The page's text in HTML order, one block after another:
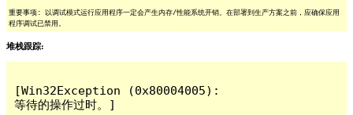
重要事项: 以调试模式运行应用程序一定会产生内存/性能系统开销。在部署到生产方案之前，应确保应用
程序调试已禁用。
堆栈跟踪:
[Win32Exception (0x80004005):
等待的操作过时。]